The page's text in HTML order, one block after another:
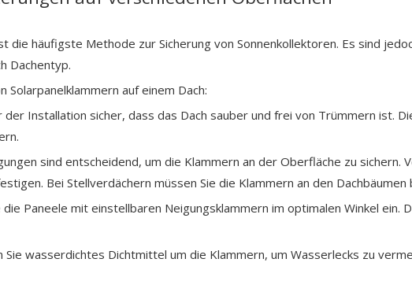
die häufigste Methode zur Sicherung von Sonnenkollektoren. Es sind
Dachentyp.
auf einem Dach:
der Installation sicher, dass das Dach sauber und frei von Trümmern ist.
sind entscheidend, um die Klammern an der Oberfläche zu sichern.
Bei Stellverdächern müssen Sie die Klammern an den
die Paneele mit einstellbaren Neigungsklammern im optimalen Winkel ein.
Sie wasserdichtes Dichtmittel um die Klammern, um Wasserlecks zu